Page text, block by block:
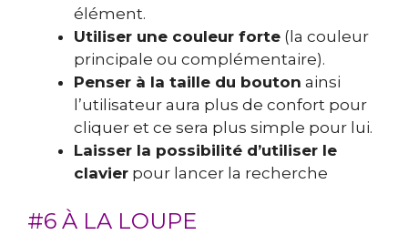
élément.
Utiliser une couleur forte (la couleur
principale ou complémentaire).
Penser à la taille du bouton ainsi
l’utilisateur aura plus de confort pour
cliquer et ce sera plus simple pour lui.
Laisser la possibilité d’utiliser le
clavier pour lancer la recherche
#6 À LA LOUPE